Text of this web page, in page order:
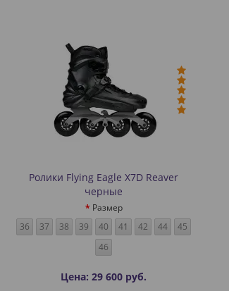
Ролики Flying Eagle X7D Reaver
черные
Размер
36
37 38 39 40 41 42 44
45
46
Цена: 29 600 руб.